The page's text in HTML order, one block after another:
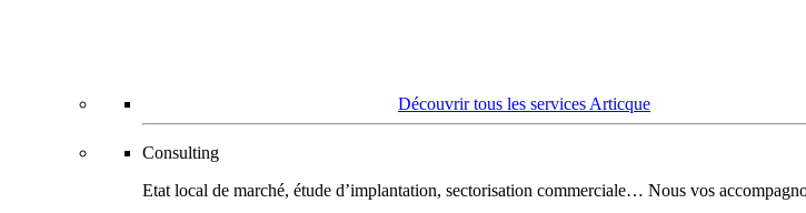
Découvrir tous les services Articque
Consulting
Etat local de marché, étude d’implantation, sectorisation commerciale… Nous vos